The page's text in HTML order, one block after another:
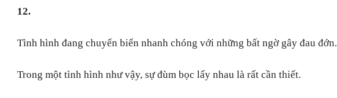
12.
Tình hình đang chuyển biến nhanh chóng với những bất ngờ gây đau đớn.
Trong một tình hình như vậy, sự đùm bọc lấy nhau là rất cần thiết.